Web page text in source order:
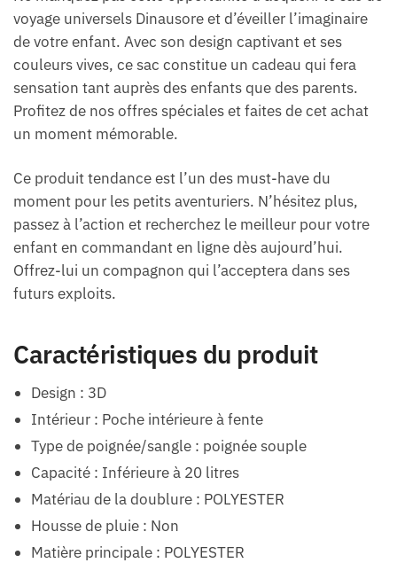
voyage universels Dinausore et d’éveiller l’imaginaire
de votre enfant. Avec son design captivant et ses
couleurs vives, ce sac constitue un cadeau qui fera
sensation tant auprès des enfants que des parents.
Profitez de nos offres spéciales et faites de cet achat
un moment mémorable.
Ce produit tendance est l’un des must-have du
moment pour les petits aventuriers. N’hésitez plus,
passez à l’action et recherchez le meilleur pour votre
enfant en commandant en ligne dès aujourd’hui.
Offrez-lui un compagnon qui l’acceptera dans ses
futurs exploits.
Caractéristiques du produit
Design : 3D
Intérieur : Poche intérieure à fente
Type de poignée/sangle : poignée souple
Capacité : Inférieure à 20 litres
Matériau de la doublure : POLYESTER
Housse de pluie : Non
Matière principale : POLYESTER